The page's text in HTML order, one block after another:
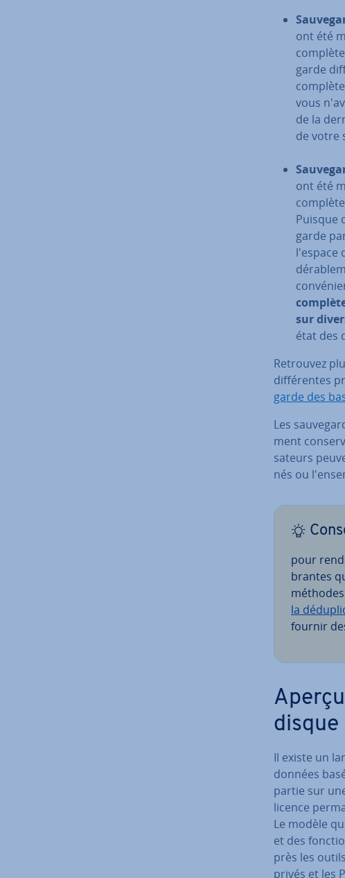
ont été
garde
vous
de la
de votre
ont été
Puisque
garde
l'espace
sur
état des
Retrouvez
dif­fé­rentes
garde des
Les
ment
sa­teurs
nés ou
pour
brantes
la
fournir
disque
Il existe un
données
partie sur
licence
Le modèle
et des
près les
privés et les